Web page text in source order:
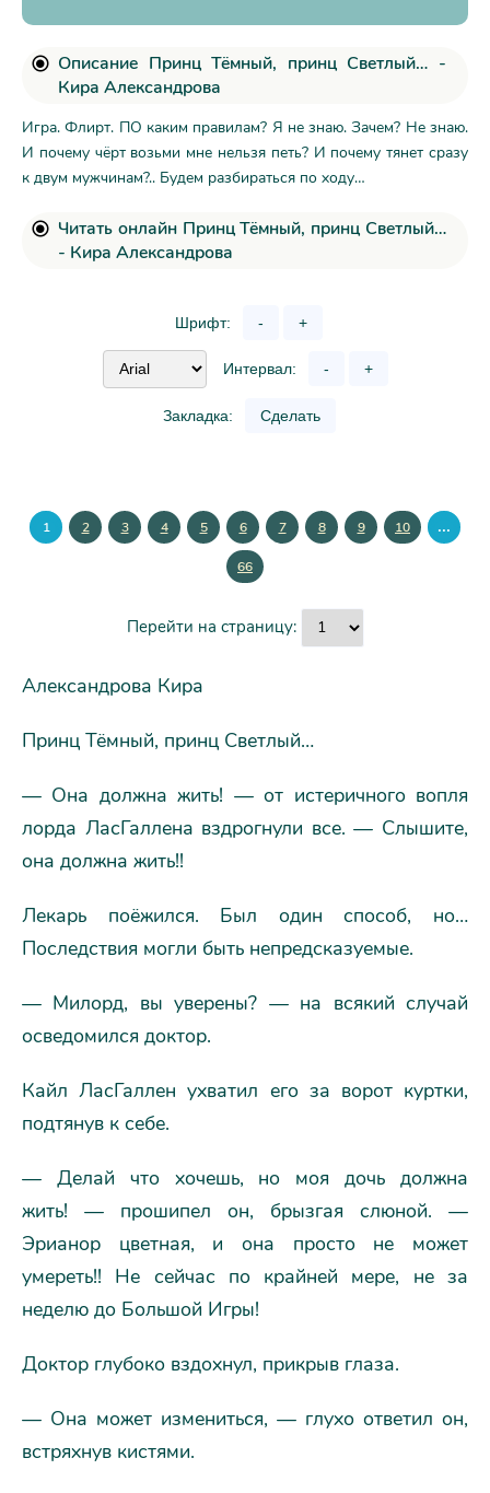
Описание Принц Тёмный, принц Светлый… -
Кира Александрова
Игра. Флирт. ПО каким правилам? Я не знаю. Зачем? Не знаю.
И почему чёрт возьми мне нельзя петь? И почему тянет сразу
к двум мужчинам?.. Будем разбираться по ходу…
Читать онлайн Принц Тёмный, принц Светлый…
- Кира Александрова
Шрифт: - +
Интервал: - +
Закладка: Сделать
1 2 3 4 5 6 7 8 9 10 ...
66
Перейти на страницу:
Александрова Кира
Принц Тёмный, принц Светлый…
— Она должна жить! — от истеричного вопля
лорда ЛасГаллена вздрогнули все. — Слышите,
она должна жить!!
Лекарь поёжился. Был один способ, но…
Последствия могли быть непредсказуемые.
— Милорд, вы уверены? — на всякий случай
осведомился доктор.
Кайл ЛасГаллен ухватил его за ворот куртки,
подтянув к себе.
— Делай что хочешь, но моя дочь должна
жить! — прошипел он, брызгая слюной. —
Эрианор цветная, и она просто не может
умереть!! Не сейчас по крайней мере, не за
неделю до Большой Игры!
Доктор глубоко вздохнул, прикрыв глаза.
— Она может измениться, — глухо ответил он,
встряхнув кистями.